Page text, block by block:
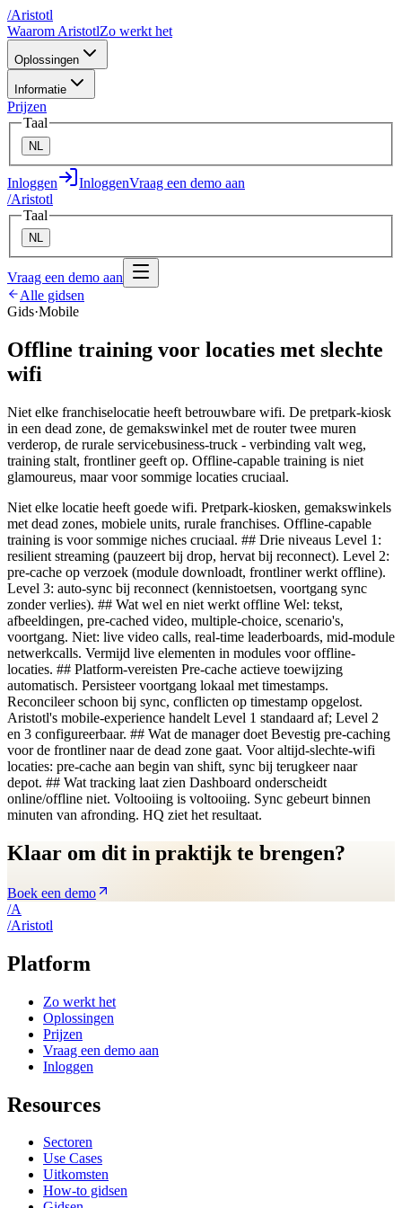
/Aristotl
Waarom AristotlZo werkt het
Oplossingen
Informatie
Prijzen
Taal
NL
Inloggen InloggenVraag een demo aan
/Aristotl
Taal
NL
Vraag een demo aan
Alle gidsen
Gids·Mobile
Offline training voor locaties met slechte
wifi
Niet elke franchiselocatie heeft betrouwbare wifi. De pretpark-kiosk
in een dead zone, de gemakswinkel met de router twee muren
verderop, de rurale servicebusiness-truck - verbinding valt weg,
training stalt, frontliner geeft op. Offline-capable training is niet
glamoureus, maar voor sommige locaties cruciaal.
Niet elke locatie heeft goede wifi. Pretpark-kiosken, gemakswinkels
met dead zones, mobiele units, rurale franchises. Offline-capable
training is voor sommige niches cruciaal. ## Drie niveaus Level 1:
resilient streaming (pauzeert bij drop, hervat bij reconnect). Level 2:
pre-cache op verzoek (module downloadt, frontliner werkt offline).
Level 3: auto-sync bij reconnect (kennistoetsen, voortgang sync
zonder verlies). ## Wat wel en niet werkt offline Wel: tekst,
afbeeldingen, pre-cached video, multiple-choice, scenario's,
voortgang. Niet: live video calls, real-time leaderboards, mid-module
netwerkcalls. Vermijd live elementen in modules voor offline-
locaties. ## Platform-vereisten Pre-cache actieve toewijzing
automatisch. Persisteer voortgang lokaal met timestamps.
Reconcileer schoon bij sync, conflicten op timestamp opgelost.
Aristotl's mobile-experience handelt Level 1 standaard af; Level 2
en 3 configureerbaar. ## Wat de manager doet Bevestig pre-caching
voor de frontliner naar de dead zone gaat. Voor altijd-slechte-wifi
locaties: pre-cache aan begin van shift, sync bij terugkeer naar
depot. ## Wat tracking laat zien Dashboard onderscheidt
online/offline niet. Voltooiing is voltooiing. Sync gebeurt binnen
minuten van afronding. HQ ziet het resultaat.
Klaar om dit in praktijk te brengen?
Boek een demo
/A
/Aristotl
Platform
Zo werkt het
Oplossingen
Prijzen
Vraag een demo aan
Inloggen
Resources
Sectoren
Use Cases
Uitkomsten
How-to gidsen